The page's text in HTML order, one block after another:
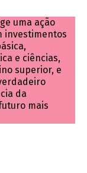
uma ação
investimentos
e ciências,
superior, e
da
mais